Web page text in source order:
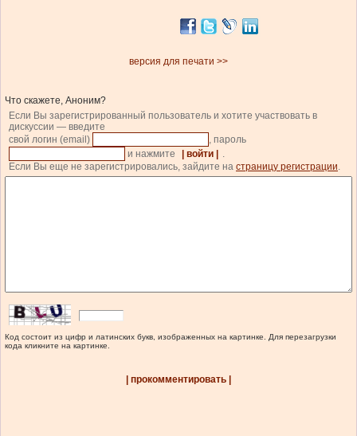
версия для печати >>
Что скажете, Аноним?
Если Вы зарегистрированный пользователь и хотите участвовать в
дискуссии — введите
свой логин (email)
, пароль
и нажмите
| войти |
.
Если Вы еще не зарегистрировались, зайдите на страницу регистрации.
Код состоит из цифр и латинских букв, изображенных на картинке. Для перезагрузки
кода кликните на картинке.
| прокомментировать |